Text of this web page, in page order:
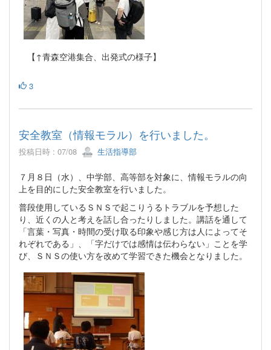
【↑青森空港集合、出発式の様子】
3
安全教室（情報モラル）を行いました。
投稿日時 : 07/08 生活指導部
７月８日（水）、中学部、高等部を対象に、情報モラルの向
上を目的にした安全教室を行いました。
普段使用しているＳＮＳで起こりうるトラブルを予想した
り、近くの人と考えを話し合ったりしました。講話を通して
「言葉・写真・時間の受け取る印象や感じ方は人によってそ
れぞれである」、「字だけでは感情は伝わらない」ことを学
び、ＳＮＳの使い方を改めて学習できた機会となりました。